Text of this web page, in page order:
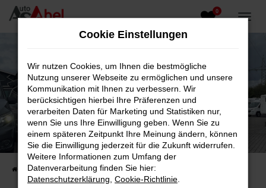
Zum
0
Fahrzeug-Showroom
Top Auswahl an Reisemobilen und PKW
Startseite Fahrzeugangebote Fahrzeugsuche
Cookie Einstellungen
Wir nutzen Cookies, um Ihnen die bestmögliche
Nutzung unserer Webseite zu ermöglichen und unsere
Kommunikation mit Ihnen zu verbessern. Wir
berücksichtigen hierbei Ihre Präferenzen und
verarbeiten Daten für Marketing und Statistiken nur,
wenn Sie uns Ihre Einwilligung geben. Wenn Sie zu
einem späteren Zeitpunkt Ihre Meinung ändern, können
Sie die Einwilligung jederzeit für die Zukunft widerrufen.
Weitere Informationen zum Umfang der
Datenverarbeitung finden Sie hier:
Datenschutzerklärung Cookie-Richtlinie